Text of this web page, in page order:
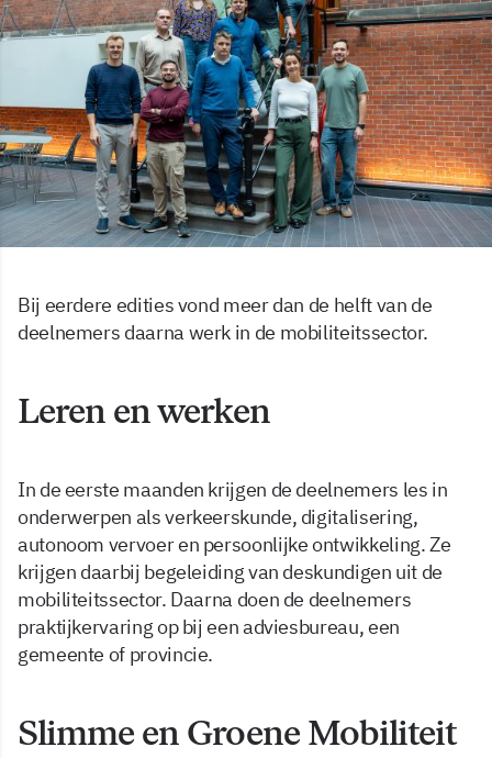
Bij eerdere edities vond meer dan de helft van de
deelnemers daarna werk in de mobiliteitssector.
Leren en werken
In de eerste maanden krijgen de deelnemers les in
onderwerpen als verkeerskunde, digitalisering,
autonoom vervoer en persoonlijke ontwikkeling. Ze
krijgen daarbij begeleiding van deskundigen uit de
mobiliteitssector. Daarna doen de deelnemers
praktijkervaring op bij een adviesbureau, een
gemeente of provincie.
Slimme en Groene Mobiliteit